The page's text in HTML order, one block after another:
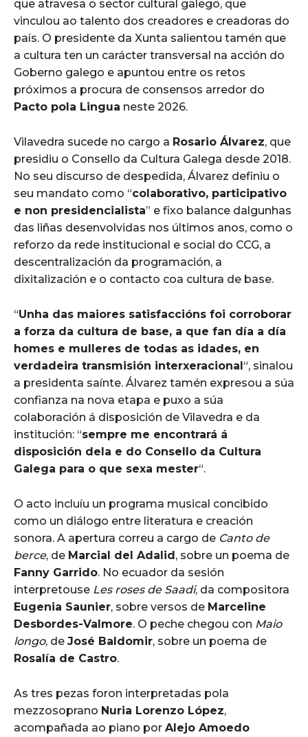
que atravesa o sector cultural galego, que
vinculou ao talento dos creadores e creadoras do
país. O presidente da Xunta salientou tamén que
a cultura ten un carácter transversal na acción do
Goberno galego e apuntou entre os retos
próximos a procura de consensos arredor do
Pacto pola Lingua neste 2026.
Vilavedra sucede no cargo a Rosario Álvarez, que
presidiu o Consello da Cultura Galega desde 2018.
No seu discurso de despedida, Álvarez definiu o
seu mandato como “colaborativo, participativo
e non presidencialista” e fixo balance dalgunhas
das liñas desenvolvidas nos últimos anos, como o
reforzo da rede institucional e social do CCG, a
descentralización da programación, a
dixitalización e o contacto coa cultura de base.
“Unha das maiores satisfaccións foi corroborar
a forza da cultura de base, a que fan día a día
homes e mulleres de todas as idades, en
verdadeira transmisión interxeracional“, sinalou
a presidenta saínte. Álvarez tamén expresou a súa
confianza na nova etapa e puxo a súa
colaboración á disposición de Vilavedra e da
institución: “sempre me encontrará á
disposición dela e do Consello da Cultura
Galega para o que sexa mester“.
O acto incluíu un programa musical concibido
como un diálogo entre literatura e creación
sonora. A apertura correu a cargo de Canto de
berce, de Marcial del Adalid, sobre un poema de
Fanny Garrido. No ecuador da sesión
interpretouse Les roses de Saadi, da compositora
Eugenia Saunier, sobre versos de Marceline
Desbordes-Valmore. O peche chegou con Maio
longo, de José Baldomir, sobre un poema de
Rosalía de Castro.
As tres pezas foron interpretadas pola
mezzosoprano Nuria Lorenzo López,
acompañada ao piano por Alejo Amoedo